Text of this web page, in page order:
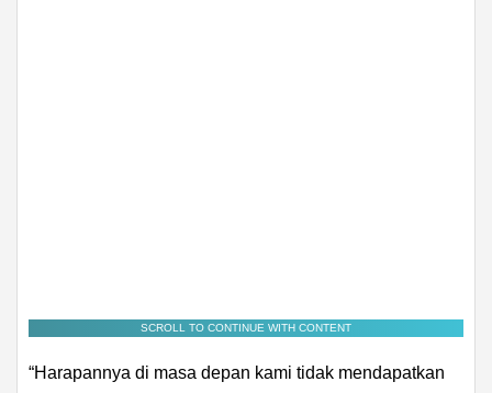
SCROLL TO CONTINUE WITH CONTENT
“Harapannya di masa depan kami tidak mendapatkan